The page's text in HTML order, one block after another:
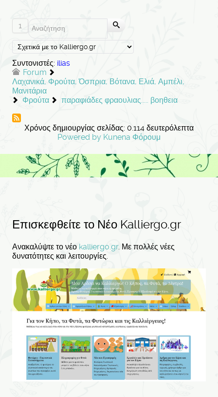
1
Συντονιστές: ilias
Forum
Λαχανικά, Φρούτα, Όσπρια, Βότανα, Ελιά, Αμπέλι,
Μανιτάρια
Φρούτα
παραφιάδες φραουλιας..... βοηθεια
Χρόνος δημιουργίας σελίδας: 0.114 δευτερόλεπτα
Powered by Kunena Φόρουμ
Επισκεφθείτε το Νέο Kalliergo.gr
Ανακαλύψτε το νέο kalliergo.gr. Με πολλές νέες
δυνατότητες και λειτουργίες.